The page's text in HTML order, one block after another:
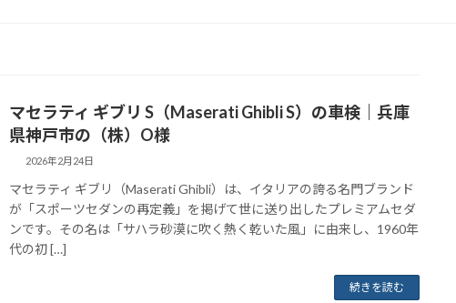
マセラティ ギブリ S（Maserati Ghibli S）の車検｜兵庫
県神戸市の（株）O様
2026年2月24日
マセラティ ギブリ（Maserati Ghibli）は、イタリアの誇る名門ブランド
が「スポーツセダンの再定義」を掲げて世に送り出したプレミアムセダ
ンです。その名は「サハラ砂漠に吹く熱く乾いた風」に由来し、1960年
代の初 […]
続きを読む